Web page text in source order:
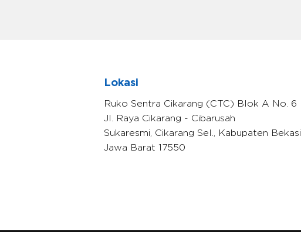
Lokasi
Ruko Sentra Cikarang (CTC) Blok A No. 6
Jl. Raya Cikarang - Cibarusah
Sukaresmi, Cikarang Sel., Kabupaten Bekasi
Jawa Barat 17550